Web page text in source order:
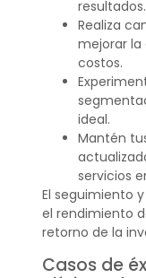
resultados.
Realiza
mejorar la
costos.
ideal.
Mantén
servicios
El seguimiento
el rendimiento
retorno de la
Casos de